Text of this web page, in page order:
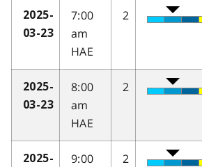
2025-
03-23
7:00
am
HAE
2
2025-
03-23
8:00
am
HAE
2
2025-
9:00
2